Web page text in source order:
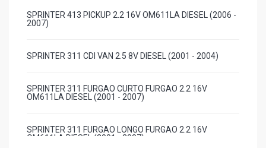
SPRINTER 413 PICKUP 2.2 16V OM611LA DIESEL (2006 -
2007)
SPRINTER 311 CDI VAN 2.5 8V DIESEL (2001 - 2004)
SPRINTER 311 FURGAO CURTO FURGAO 2.2 16V
OM611LA DIESEL (2001 - 2007)
SPRINTER 311 FURGAO LONGO FURGAO 2.2 16V
OM611LA DIESEL (2001 - 2007)